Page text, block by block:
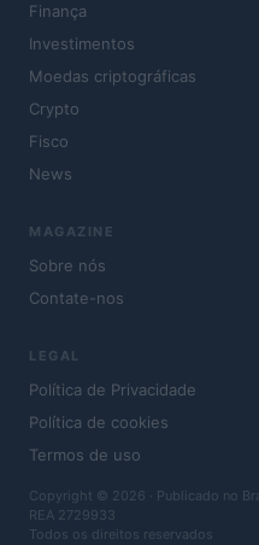
Finança
Investimentos
Moedas criptográficas
Crypto
Fisco
News
MAGAZINE
Sobre nós
Contate-nos
LEGAL
Política de Privacidade
Política de cookies
Termos de uso
Copyright © 2026 · Publicado no
REA 2729933
Todos os direitos reservados